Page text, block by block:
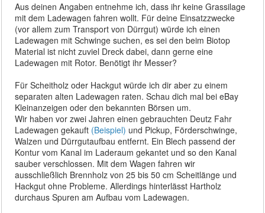
Aus deinen Angaben entnehme ich, dass ihr keine Grassilage
mit dem Ladewagen fahren wollt. Für deine Einsatzzwecke
(vor allem zum Transport von Dürrgut) würde ich einen
Ladewagen mit Schwinge suchen, es sei den beim Biotop
Material ist nicht zuviel Dreck dabei, dann gerne eine
Ladewagen mit Rotor. Benötigt ihr Messer?
Für Scheitholz oder Hackgut würde ich dir aber zu einem
separaten alten Ladewagen raten. Schau dich mal bei eBay
Kleinanzeigen oder den bekannten Börsen um.
Wir haben vor zwei Jahren einen gebrauchten Deutz Fahr
Ladewagen gekauft (Beispiel) und Pickup, Förderschwinge,
Walzen und Dürrgutaufbau entfernt. Ein Blech passend der
Kontur vom Kanal im Laderaum gekantet und so den Kanal
sauber verschlossen. Mit dem Wagen fahren wir
ausschließlich Brennholz von 25 bis 50 cm Scheitlänge und
Hackgut ohne Probleme. Allerdings hinterlässt Hartholz
durchaus Spuren am Aufbau vom Ladewagen.